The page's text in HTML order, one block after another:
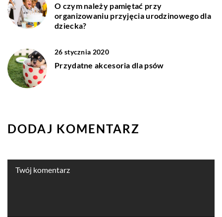
O czym należy pamiętać przy
organizowaniu przyjęcia urodzinowego dla
dziecka?
26 stycznia 2020
Przydatne akcesoria dla psów
DODAJ KOMENTARZ